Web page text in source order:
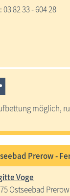
03 82 33 - 604 28
möglich,
Prerow -
Voge
Ostseebad Prerow